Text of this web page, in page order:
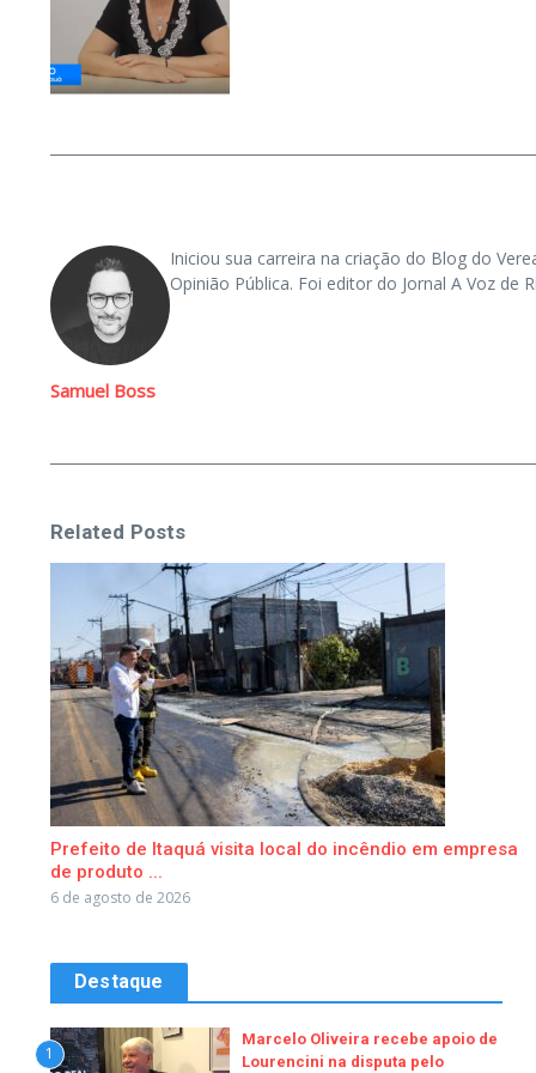
Samuel Boss
Iniciou sua carreira na criação do Blog do
Opinião Pública. Foi editor do Jornal A Voz de
Related Posts
Prefeito de Itaquá visita local do incêndio em empresa
de produto ...
6 de agosto de 2026
Destaque
1
Marcelo Oliveira recebe apoio de
Lourencini na disputa pelo